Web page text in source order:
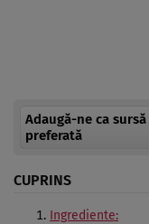
Adaugă-ne ca sursă
preferată
CUPRINS
Ingrediente: